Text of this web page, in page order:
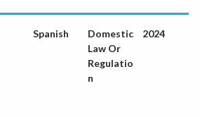
Spanish
Domestic
Law Or
Regulatio
n
2024